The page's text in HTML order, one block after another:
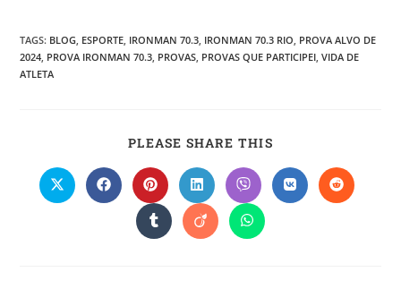
TAGS: BLOG, ESPORTE, IRONMAN 70.3, IRONMAN 70.3 RIO, PROVA ALVO DE
2024, PROVA IRONMAN 70.3, PROVAS, PROVAS QUE PARTICIPEI, VIDA DE
ATLETA
PLEASE SHARE THIS